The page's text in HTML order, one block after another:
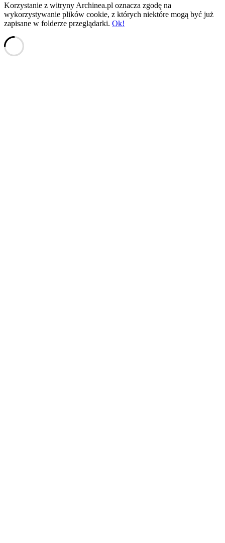
Korzystanie z witryny Archinea.pl oznacza zgodę na
wykorzystywanie plików cookie, z których niektóre mogą być już
zapisane w folderze przeglądarki. Ok!